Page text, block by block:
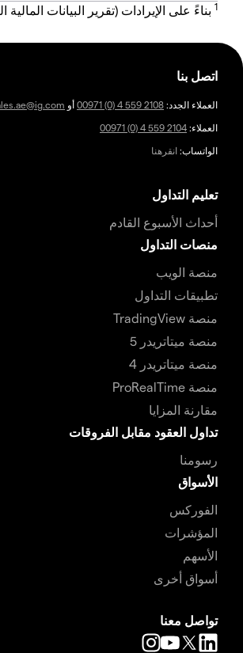
1 بناءً على الإيرادات (تقرير البيانات المالية
اتصل بنا
العملاء الجدد: 00971 (0) 4 559 2108 أو
العملاء: 00971 (0) 4 559 2104
الواتساب: انقرهنا
تعليم التداول
أحداث الأسبوع القادم
منصات التداول
منصة الويب
تطبيقات التداول
منصة TradingView
منصة ميتاتريدر 5
منصة ميتاتريدر 4
منصة ProRealTime
مقارنة المزايا
تداول العقود مقابل الفروقات
رسومنا
الأسواق
الفوركس
المؤشرات
الأسهم
أسواق أخرى
تواصل معنا